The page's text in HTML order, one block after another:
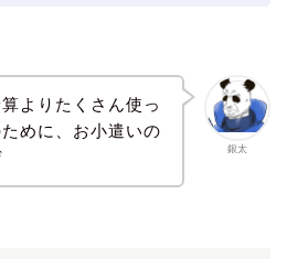
銀太
よりたくさん使っ
めに、お小遣いの